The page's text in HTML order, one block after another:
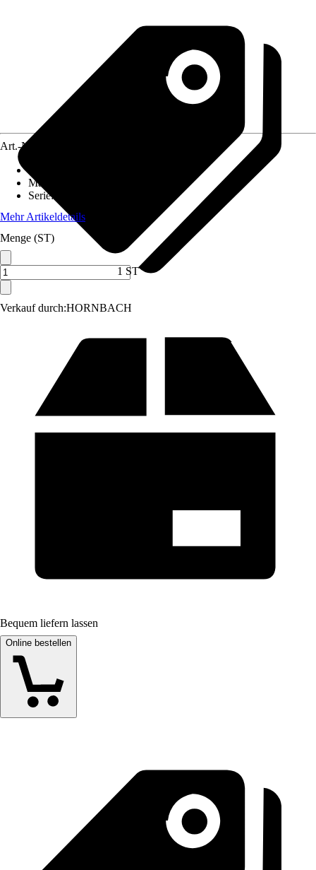
Verkauf durch:HORNBACH
Art.-Nr.
Material
Serie:
Mehr Artikeldetails
Menge (ST)
1 ST
Bequem liefern lassen
Online bestellen